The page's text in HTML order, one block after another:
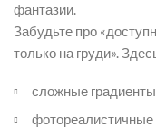
фантазии.
Забудьте про
только на груди».
сложные